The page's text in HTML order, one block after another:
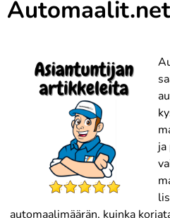
automaalimäärän, kuinka